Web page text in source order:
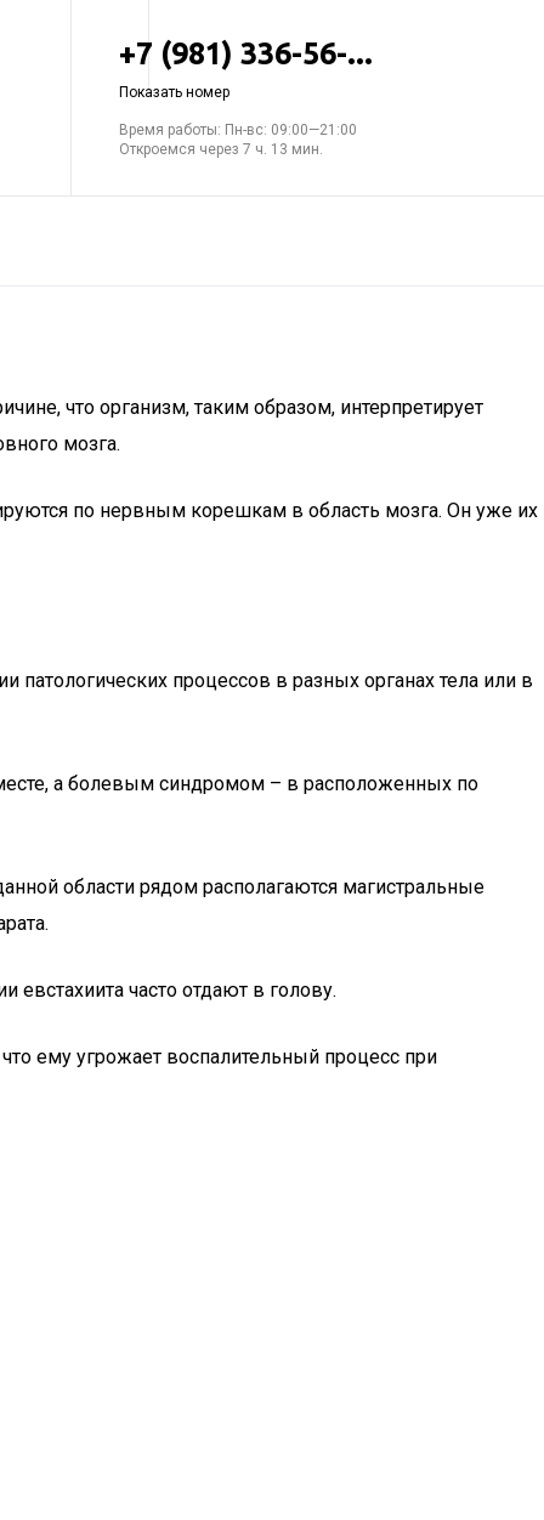
+7 (981) 336-56-...
Показать номер
Время работы: Пн-вс: 09:00—21:00
Откроемся через 7 ч. 13 мин.
что организм, таким образом, интерпретирует
мозга.
по нервным корешкам в область мозга. Он уже их
патологических процессов в разных органах тела или в
а болевым синдромом – в расположенных по
области рядом располагаются магистральные
евстахиита часто отдают в голову.
ему угрожает воспалительный процесс при